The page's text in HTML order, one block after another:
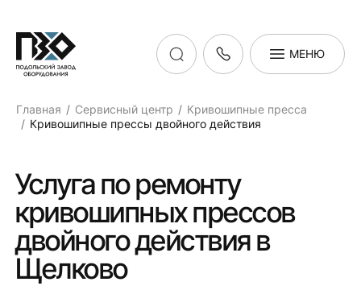
МЕНЮ
Главная Сервисный центр
Кривошипные пресса
Кривошипные прессы двойного действия
Услуга по ремонту
кривошипных прессов
двойного действия в
Щелково